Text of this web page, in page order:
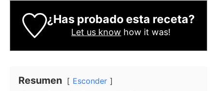
¿Has probado esta receta?
Let us know how it was!
Resumen Esconder